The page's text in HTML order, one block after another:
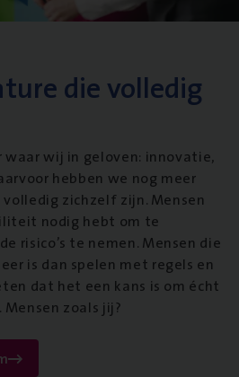
die volledig
waar wij in geloven: innovatie,
hebben we nog meer
zichzelf zijn. Mensen
nodig hebt om te
risico’s te nemen. Mensen die
is dan spelen met regels en
dat het een kans is om écht
zoals jij?